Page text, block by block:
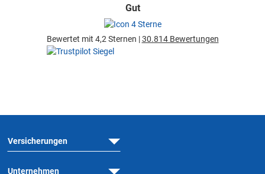
Gut
Bewertet mit 4,2 Sternen |30.814 Bewertungen
Versicherungen
Unternehmen